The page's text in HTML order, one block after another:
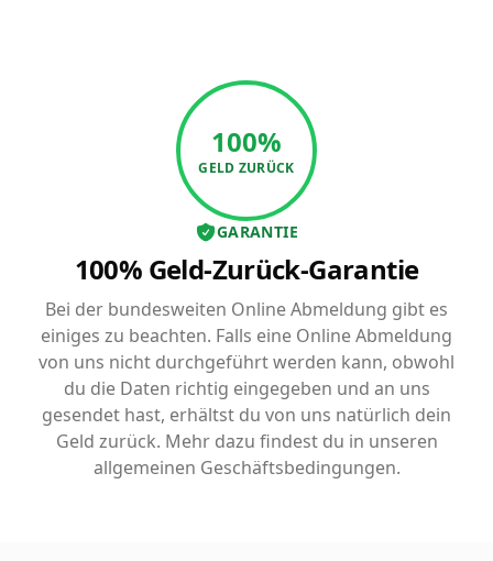
100%
GELD ZURÜCK
GARANTIE
100% Geld-Zurück-Garantie
Bei der bundesweiten Online Abmeldung gibt es
einiges zu beachten. Falls eine Online Abmeldung
von uns nicht durchgeführt werden kann, obwohl
du die Daten richtig eingegeben und an uns
gesendet hast, erhältst du von uns natürlich dein
Geld zurück. Mehr dazu findest du in unseren
allgemeinen Geschäftsbedingungen.